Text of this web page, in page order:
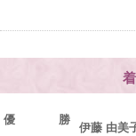
優 勝
伊藤 由美